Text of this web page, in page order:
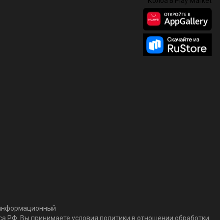
РФ. Вы принимаете условия политики в отношении обработки